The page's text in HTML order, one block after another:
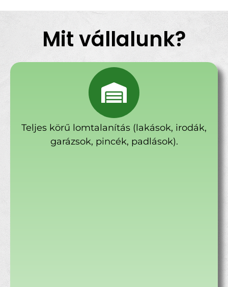
Mit vállalunk?
Teljes körű lomtalanítás (lakások, irodák,
garázsok, pincék, padlások).